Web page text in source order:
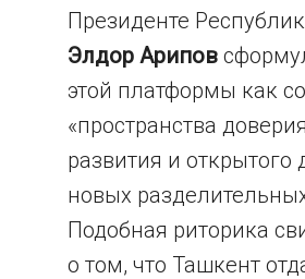
Президенте
Элдор Арипов
этой платформы как
«пространства
развития и открытого
новых
Подобная риторика
о том, что Ташкент